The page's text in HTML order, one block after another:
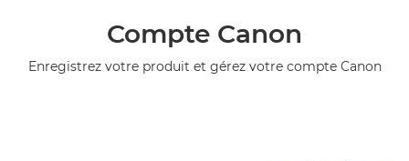
Compte Canon
Enregistrez votre produit et gérez votre compte Canon